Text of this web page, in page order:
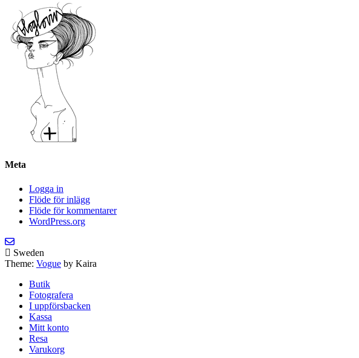
Meta
Logga in
Flöde för inlägg
Flöde för kommentarer
WordPress.org
Sweden
Theme: Vogue by Kaira
Butik
Fotografera
I uppförsbacken
Kassa
Mitt konto
Resa
Varukorg